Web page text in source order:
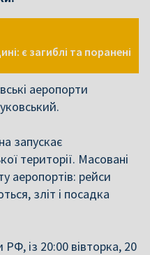
є загиблі та поранені
аеропорти
запускає
території. Масовані
аеропортів: рейси
зліт і посадка
із 20:00 вівторка, 20